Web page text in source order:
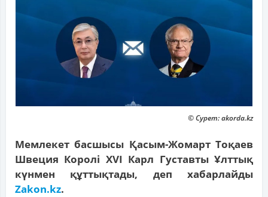
© Сурет: akorda.kz
Мемлекет басшысы Қасым-Жомарт Тоқаев
Швеция Королі XVI Карл Густавты Ұлттық
күнмен құттықтады, деп хабарлайды
Zakon.kz.